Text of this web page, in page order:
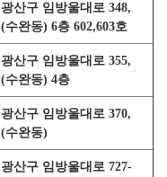
광산구 임방울대로 348,
(수완동) 6층 602,603호
광산구 임방울대로 355,
(수완동) 4층
광산구 임방울대로 370,
(수완동)
광산구 임방울대로 727-